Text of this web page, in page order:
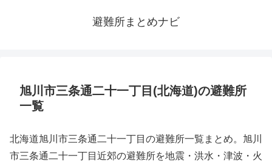
避難所まとめナビ
旭川市三条通二十一丁目(北海道)の避難所
一覧
北海道旭川市三条通二十一丁目の避難所一覧まとめ。旭川
市三条通二十一丁目近郊の避難所を地震・洪水・津波・火